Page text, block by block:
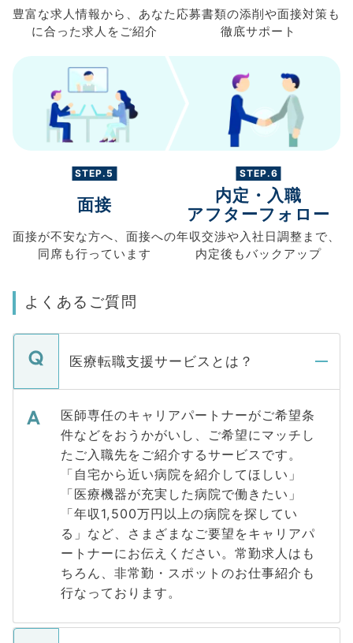
豊富な求人情報から、 あなた
に合った求人を ご紹介
応募書類の添削や面接対策も
徹底サポート
STEP.5
面接
面接が不安な方へ、 面接への
同席も行っています
STEP.6
内定・入職
アフターフォロー
年収交渉や入社日調整まで、
内定後もバックアップ
よくあるご質問
医療転職支援サービスとは？
医師専任のキャリアパートナーがご希望条
件などをおうかがいし、ご希望にマッチし
たご入職先をご紹介するサービスです。
「自宅から近い病院を紹介してほしい」
「医療機器が充実した病院で働きたい」
「年収1,500万円以上の病院を探してい
る」など、さまざまなご要望をキャリアパ
ートナーにお伝えください。常勤求人はも
ちろん、非常勤・スポットのお仕事紹介も
行なっております。